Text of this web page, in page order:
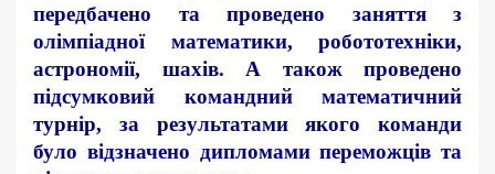
передбачено та проведено заняття з
олімпіадної математики, робототехніки,
астрономії, шахів. А також проведено
підсумковий командний математичний
турнір, за результатами якого команди
було відзначено дипломами переможців та